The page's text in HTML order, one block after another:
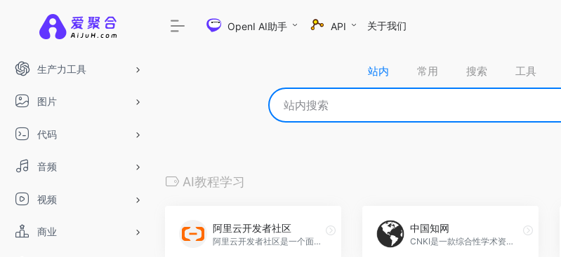
生产力工具
图片
代码
音频
视频
商业
OpenI AI助手 API 关于我们
站内 常用 搜索 工具
AI教程学习
阿里云开发者社区
阿里云开发者社区是一个面向云计算、物联网、大数据、人工智能等技术领域的开发者社区，提供丰富的技术资源、开发者认证、开发者工具和SDK、开发者活动和大赛等服务，帮助开发者学习、交流、分享和解决技术难题，阿里云开发者社区官网入口网址
中国知网
CNKI是一款综合性学术资源平台，提供了丰富的学术文献数据库和相关服务，包括期刊、论文、会议论文、报纸、专利、标准、图书、年鉴等多种资源，适用于学术研究、教学辅助和决策支持等场景，中国知网官网入口网址